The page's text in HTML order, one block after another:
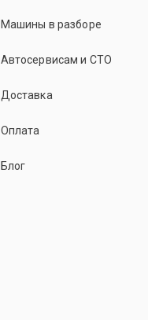
Машины в разборе
Автосервисам и СТО
Доставка
Оплата
Блог